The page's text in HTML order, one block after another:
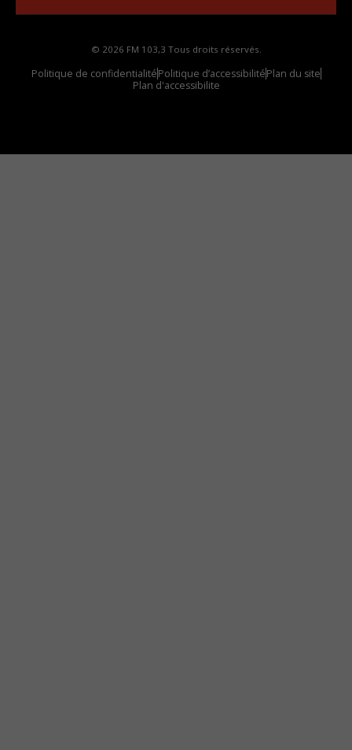
© 2026 FM 103,3 Tous droits réservés.
Politique de confidentialitéPolitique d’accessibilitéPlan du site
Plan d'accessibilite